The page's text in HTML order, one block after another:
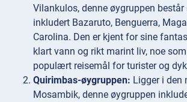
Vilankulos, denne øygruppen består
inkludert Bazaruto, Benguerra,
Carolina. Den er kjent for sine
klart vann og rikt marint liv, noe
populært reisemål for turister og
Quirimbas-øygruppen: Ligger i den
Mosambik, denne øygruppen